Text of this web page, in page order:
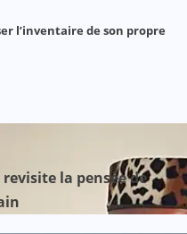
l’inventaire de son propre
la pensée de